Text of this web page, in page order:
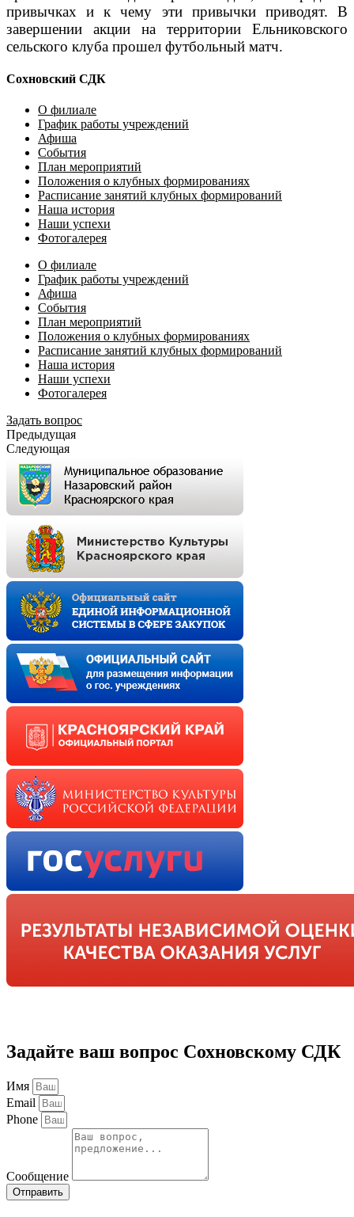
привычках и к чему эти привычки приводят. В
завершении акции на территории Ельниковского
сельского клуба прошел футбольный матч.
Сохновский СДК
О филиале
График работы учреждений
Афиша
События
План мероприятий
Положения о клубных формированиях
Расписание занятий клубных формирований
Наша история
Наши успехи
Фотогалерея
О филиале
График работы учреждений
Афиша
События
План мероприятий
Положения о клубных формированиях
Расписание занятий клубных формирований
Наша история
Наши успехи
Фотогалерея
Задать вопрос
Предыдущая
Следующая
Задайте ваш вопрос Сохновскому СДК
Имя
Email
Phone
Сообщение
Отправить